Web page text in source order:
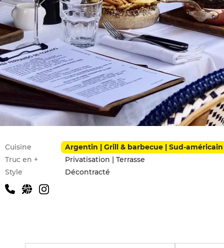
Infos pratiques
Cuisine
Argentin | Grill & barbecue | Sud-américain
Truc en +
Privatisation | Terrasse
Style
Décontracté